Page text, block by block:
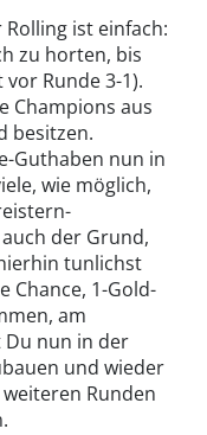
ist einfach:
zu horten, bis
Runde 3-1).
Champions aus
besitzen.
Guthaben nun in
wie möglich,
der Grund,
tunlichst
Chance, 1-Gold-
am
Du nun in der
und wieder
Runden